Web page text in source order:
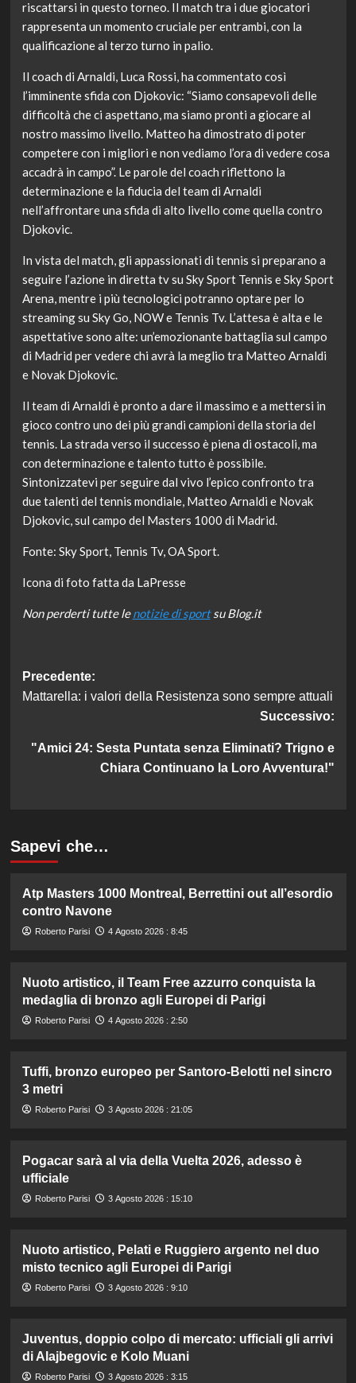
riscattarsi in questo torneo. Il match tra i due giocatori
rappresenta un momento cruciale per entrambi, con la
qualificazione al terzo turno in palio.
Il coach di Arnaldi, Luca Rossi, ha commentato così
l’imminente sfida con Djokovic: “Siamo consapevoli delle
difficoltà che ci aspettano, ma siamo pronti a giocare al
nostro massimo livello. Matteo ha dimostrato di poter
competere con i migliori e non vediamo l’ora di vedere cosa
accadrà in campo”. Le parole del coach riflettono la
determinazione e la fiducia del team di Arnaldi
nell’affrontare una sfida di alto livello come quella contro
Djokovic.
In vista del match, gli appassionati di tennis si preparano a
seguire l’azione in diretta tv su Sky Sport Tennis e Sky Sport
Arena, mentre i più tecnologici potranno optare per lo
streaming su Sky Go, NOW e Tennis Tv. L’attesa è alta e le
aspettative sono alte: un’emozionante battaglia sul campo
di Madrid per vedere chi avrà la meglio tra Matteo Arnaldi
e Novak Djokovic.
Il team di Arnaldi è pronto a dare il massimo e a mettersi in
gioco contro uno dei più grandi campioni della storia del
tennis. La strada verso il successo è piena di ostacoli, ma
con determinazione e talento tutto è possibile.
Sintonizzatevi per seguire dal vivo l’epico confronto tra
due talenti del tennis mondiale, Matteo Arnaldi e Novak
Djokovic, sul campo del Masters 1000 di Madrid.
Fonte: Sky Sport, Tennis Tv, OA Sport.
Icona di foto fatta da LaPresse
Non perderti tutte lenotizie di sportsu Blog.it
Navigazione
articolo
Precedente:
Mattarella: i valori della Resistenza sono sempre attuali
Successivo:
"Amici 24: Sesta Puntata senza Eliminati? Trigno e
Chiara Continuano la Loro Avventura!"
Sapevi che…
Atp Masters 1000 Montreal, Berrettini out all’esordio
contro Navone
Roberto Parisi 4 Agosto 2026 : 8:45
Nuoto artistico, il Team Free azzurro conquista la
medaglia di bronzo agli Europei di Parigi
Roberto Parisi 4 Agosto 2026 : 2:50
Tuffi, bronzo europeo per Santoro-Belotti nel sincro
3 metri
Roberto Parisi 3 Agosto 2026 : 21:05
Pogacar sarà al via della Vuelta 2026, adesso è
ufficiale
Roberto Parisi 3 Agosto 2026 : 15:10
Nuoto artistico, Pelati e Ruggiero argento nel duo
misto tecnico agli Europei di Parigi
Roberto Parisi 3 Agosto 2026 : 9:10
Juventus, doppio colpo di mercato: ufficiali gli arrivi
di Alajbegovic e Kolo Muani
Roberto Parisi 3 Agosto 2026 : 3:15